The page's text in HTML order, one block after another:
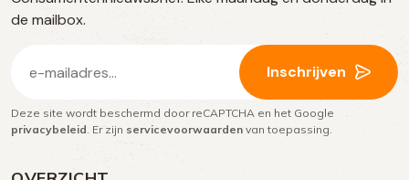
media
de mailbox.
mailadres
(Vereist)
Inschrijven
Deze site wordt beschermd door reCAPTCHA en het Google
privacybeleid . Er zijn servicevoorwaarden van toepassing.